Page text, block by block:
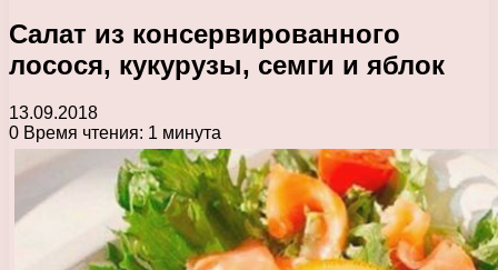
Салат из консервированного
лосося, кукурузы, семги и яблок
13.09.2018
0 Время чтения: 1 минута